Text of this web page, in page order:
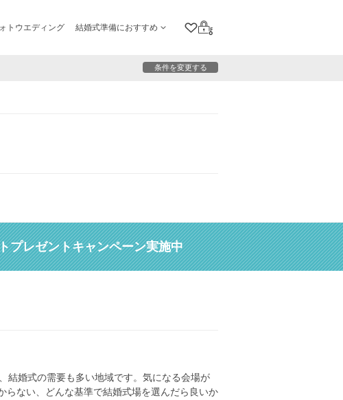
トウエディング 結婚式準備におすすめ
クリップリスト
ログイン
条件を変更する
プレゼントキャンペーン実施中
結婚式の需要も多い地域です。気になる会場が
らない、どんな基準で結婚式場を選んだら良いか